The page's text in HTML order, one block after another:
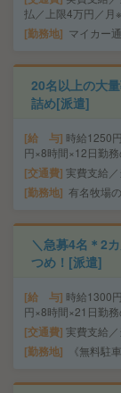
払／上限4万円／月
勤務地 マイカー
20名以上の大
詰め[派遣]
給 与 時給1250
円×8時間×12日勤
交通費 実費支給／
勤務地 有名牧場
＼急募4名＊2
つめ！[派遣]
給 与 時給1300
円×8時間×21日勤
交通費 実費支給／
勤務地 《無料駐